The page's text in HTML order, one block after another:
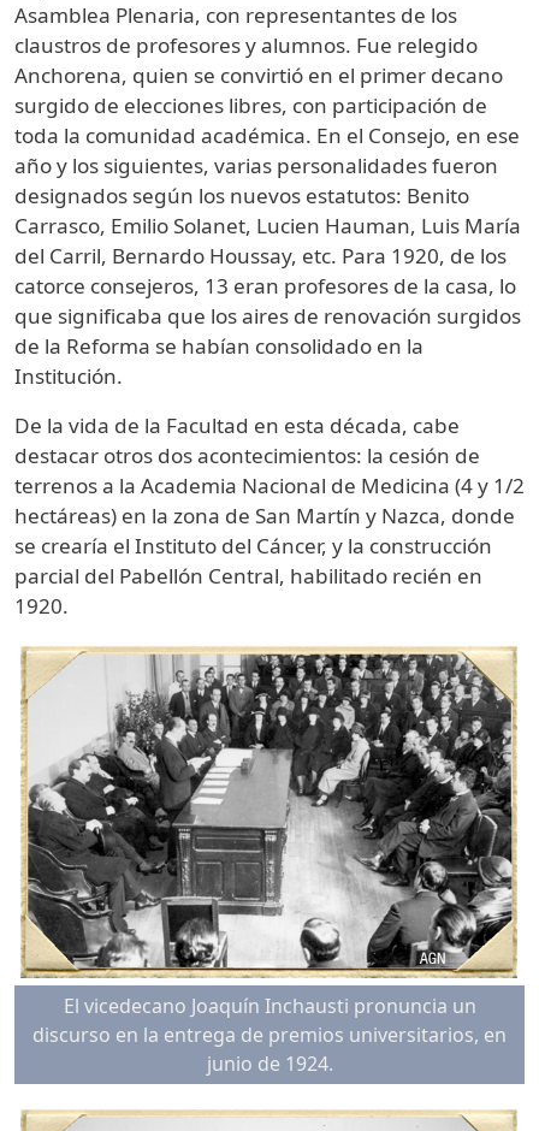
Asamblea Plenaria, con representantes de los
claustros de profesores y alumnos. Fue relegido
Anchorena, quien se convirtió en el primer decano
surgido de elecciones libres, con participación de
toda la comunidad académica. En el Consejo, en ese
año y los siguientes, varias personalidades fueron
designados según los nuevos estatutos: Benito
Carrasco, Emilio Solanet, Lucien Hauman, Luis María
del Carril, Bernardo Houssay, etc. Para 1920, de los
catorce consejeros, 13 eran profesores de la casa, lo
que significaba que los aires de renovación surgidos
de la Reforma se habían consolidado en la
Institución.
De la vida de la Facultad en esta década, cabe
destacar otros dos acontecimientos: la cesión de
terrenos a la Academia Nacional de Medicina (4 y 1/2
hectáreas) en la zona de San Martín y Nazca, donde
se crearía el Instituto del Cáncer, y la construcción
parcial del Pabellón Central, habilitado recién en
1920.
El vicedecano Joaquín Inchausti pronuncia un
discurso en la entrega de premios universitarios, en
junio de 1924.